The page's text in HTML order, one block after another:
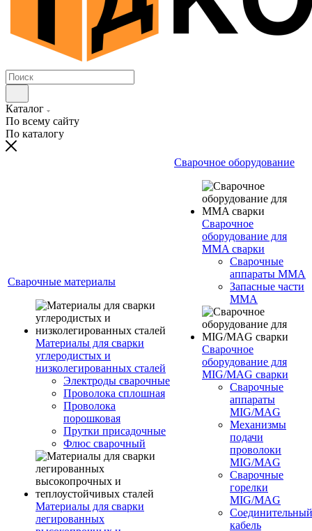
Каталог
По всему сайту
По каталогу
Сварочные материалы
Материалы для сварки
углеродистых и
низколегированных сталей
Электроды сварочные
Проволока сплошная
Проволока
порошковая
Прутки присадочные
Флюс сварочный
Материалы для сварки
легированных
Сварочное оборудование
Сварочное
оборудование для
MMA сварки
Сварочные
аппараты MMA
Запасные части
MMA
Сварочное
оборудование для
MIG/MAG сварки
Сварочные
аппараты
MIG/MAG
Механизмы
подачи
проволоки
MIG/MAG
Сварочные
горелки
MIG/MAG
Соединительный
кабель